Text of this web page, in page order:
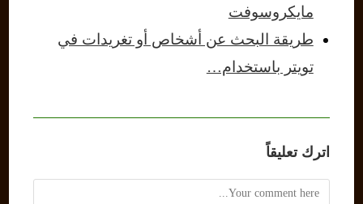
مايكروسوفت
طريقة البحث عن أشخاص أو تغريدات في
تويتر باستخدام…
اترك تعليقاً
Comment